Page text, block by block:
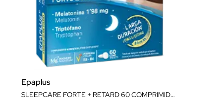
Epaplus
SLEEPCARE FORTE + RETARD 60 COMPRIMIDOS